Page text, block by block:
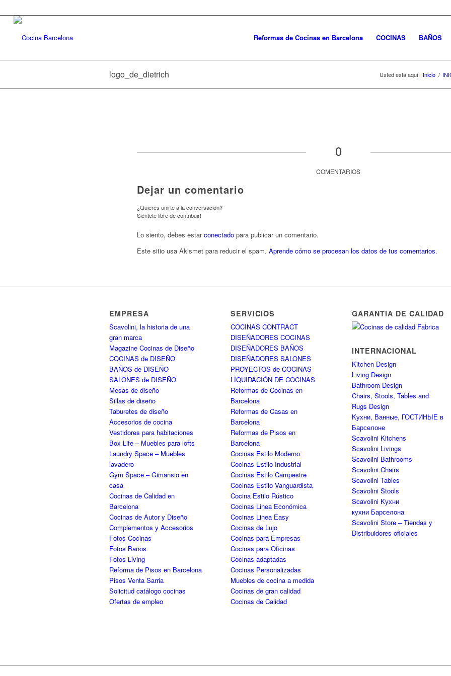
Reformas de Cocinas en Barcelona COCINAS BAÑOS
logo_de_dietrich Usted está aquí: Inicio /
0
COMENTARIOS
Dejar un comentario
¿Quieres unirte a la conversación?
Siéntete libre de contribuir!
Lo siento, debes estarconectado para publicar un comentario.
Este sitio usa Akismet para reducir el spam. Aprende cómo se procesan los datos de tus comentarios.
EMPRESA
Scavolini, la historia de una
gran marca
Magazine Cocinas de Diseño
COCINAS de DISEÑO
BAÑOS de DISEÑO
SALONES de DISEÑO
Mesas de diseño
Sillas de diseño
Taburetes de diseño
Accesorios de cocina
Vestidores para habitaciones
Box Life – Muebles para lofts
Laundry Space – Muebles
lavadero
Gym Space – Gimansio en
casa
Cocinas de Calidad en
Barcelona
Cocinas de Autor y Diseño
Complementos y Accesorios
Fotos Cocinas
Fotos Baños
Fotos Living
Reforma de Pisos en Barcelona
Pisos Venta Sarria
Solicitud catálogo cocinas
Ofertas de empleo
SERVICIOS
COCINAS CONTRACT
DISEÑADORES COCINAS
DISEÑADORES BAÑOS
DISEÑADORES SALONES
PROYECTOS de COCINAS
LIQUIDACIÓN DE COCINAS
Reformas de Cocinas en
Barcelona
Reformas de Casas en
Barcelona
Reformas de Pisos en
Barcelona
Cocinas Estilo Moderno
Cocinas Estilo Industrial
Cocinas Estilo Campestre
Cocinas Estilo Vanguardista
Cocina Estilo Rústico
Cocinas Linea Económica
Cocinas Linea Easy
Cocinas de Lujo
Cocinas para Empresas
Cocinas para Oficinas
Cocinas adaptadas
Cocinas Personalizadas
Muebles de cocina a medida
Cocinas de gran calidad
Cocinas de Calidad
GARANTÍA DE CALIDAD
INTERNACIONAL
Kitchen Design
Living Design
Bathroom Design
Chairs, Stools, Tables and
Rugs Design
Kухни, Ванные, ГОСТИНЫЕ в
Барселоне
Scavolini Kitchens
Scavolini Livings
Scavolini Bathrooms
Scavolini Chairs
Scavolini Tables
Scavolini Stools
Scavolini Kухни
кухни Барселона
Scavolini Store – Tiendas y
Distribuidores oficiales